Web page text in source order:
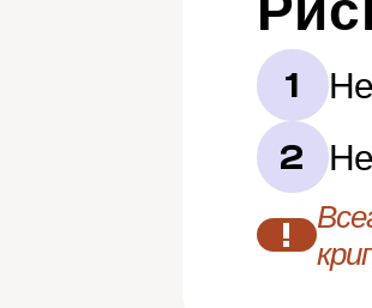
1
2
!